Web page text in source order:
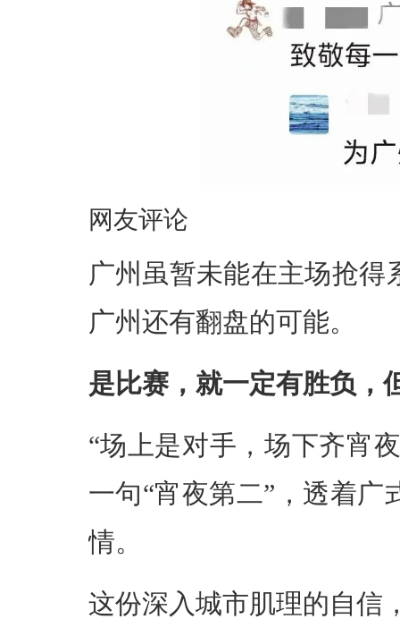
网友评论
广州虽暂未能在主场抢
广州还有翻盘的可能。
是比赛，就一定有胜负，
“场上是对手，场下齐宵
一句“宵夜第二”，透着
情。
这份深入城市肌理的自